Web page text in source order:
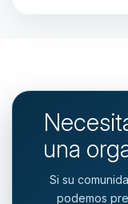
una
Si su
podemos